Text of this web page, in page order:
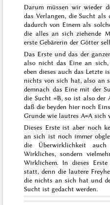
Darum müssen wir wieder
das Verlangen, die Sucht als
dadurch von Einem als
die alles an sich ziehende
erste Gebärerin der Götter
Das Erste und das der
also nicht das Eine an
eben dieses auch das Letzte
nichts von sich hat, also an
demnach das Eine mit der
die Sucht =B, so ist also der
daß die beyden hier noch
Grunde wie lautres A=A sich
Dieses Erste ist aber noch
an sich ist noch immer
die Überwirklichkeit
Wirkliches, sondern
Wirklichem. Indieses
statt, denn die lautere
die nichts an sich hat und
Sucht ist gedacht werden.